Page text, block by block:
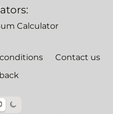
Calculator
Contact us